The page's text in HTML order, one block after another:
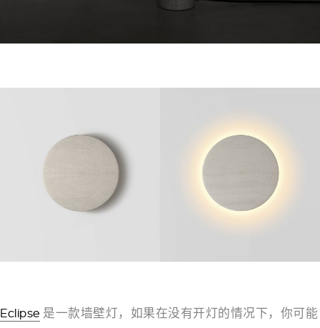
Eclipse 是一款墙壁灯，如果在没有开灯的情况下，你可能